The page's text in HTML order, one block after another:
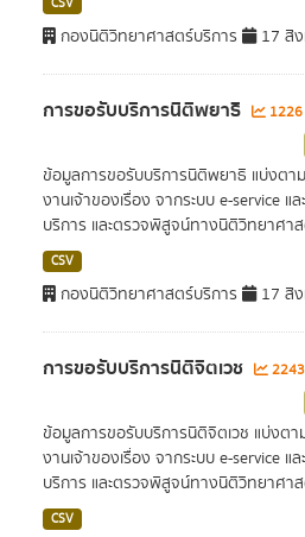
กองนิติวิทยาศาสตร์บริการ 17 สิ
การขอรับบริการนิติพยาธิ
ข้อมูลการขอรับบริการนิติพยาธิ แบ่งตาม
งานเจ้าของเรื่อง จากระบบ e-service แ
บริการ และตรวจพิสูจน์ทางนิติวิทยาศาส
CSV
กองนิติวิทยาศาสตร์บริการ 17 สิ
การขอรับบริการนิติจิตเวช
ข้อมูลการขอรับบริการนิติจิตเวช แบ่งตา
งานเจ้าของเรื่อง จากระบบ e-service แ
บริการ และตรวจพิสูจน์ทางนิติวิทยาศาส
CSV